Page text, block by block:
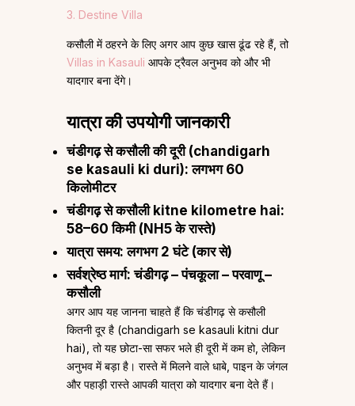
3. Destine Villa
कसौली में ठहरने के लिए अगर आप कुछ खास ढूंढ रहे हैं, तो
Villas in Kasauli आपके ट्रैवल अनुभव को और भी
यादगार बना देंगे।
यात्रा की उपयोगी जानकारी
चंडीगढ़ से कसौली की दूरी (chandigarh
se kasauli ki duri): लगभग 60
किलोमीटर
चंडीगढ़ से कसौली kitne kilometre hai:
58–60 किमी (NH5 के रास्ते)
यात्रा समय: लगभग 2 घंटे (कार से)
सर्वश्रेष्ठ मार्ग: चंडीगढ़ – पंचकूला – परवाणू –
कसौली
अगर आप यह जानना चाहते हैं कि चंडीगढ़ से कसौली
कितनी दूर है (chandigarh se kasauli kitni dur
hai), तो यह छोटा-सा सफर भले ही दूरी में कम हो, लेकिन
अनुभव में बड़ा है। रास्ते में मिलने वाले धाबे, पाइन के जंगल
और पहाड़ी रास्ते आपकी यात्रा को यादगार बना देते हैं।